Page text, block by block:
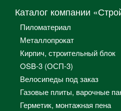
Каталог компании
Пиломатериал
Металлопрокат
Кирпич, строительный блок
OSB-3 (ОСП-3)
Велосипеды под заказ
Газовые плиты, варочные
Герметик, монтажная пена